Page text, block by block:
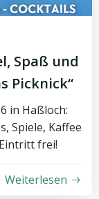
Spaß und
Picknick“
in Haßloch:
Spiele, Kaffee
frei!
Weiterlesen